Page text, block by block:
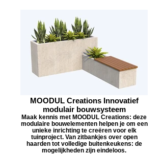
MOODUL Creations Innovatief
modulair bouwsysteem
Maak kennis met MOODUL Creations: deze
modulaire bouwelementen helpen je om een
unieke inrichting te creëren voor elk
tuinproject. Van zitbankjes over open
haarden tot volledige buitenkeukens: de
mogelijkheden zijn eindeloos.